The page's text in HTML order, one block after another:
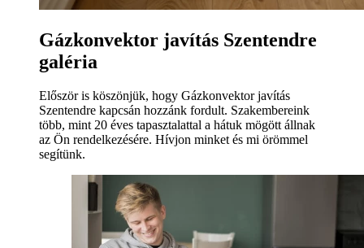
Gázkonvektor javítás Szentendre
galéria
Először is köszönjük, hogy Gázkonvektor javítás
Szentendre kapcsán hozzánk fordult. Szakembereink
több, mint 20 éves tapasztalattal a hátuk mögött állnak
az Ön rendelkezésére. Hívjon minket és mi örömmel
segítünk.